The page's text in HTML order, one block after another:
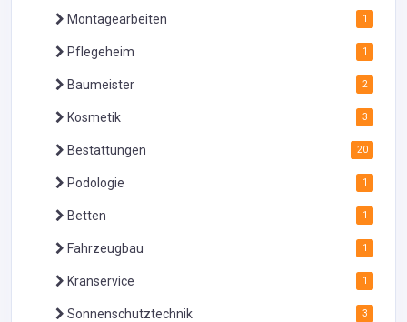
Montagearbeiten 1
Pflegeheim 1
Baumeister 2
Kosmetik 3
Bestattungen 20
Podologie 1
Betten 1
Fahrzeugbau 1
Kranservice 1
Sonnenschutztechnik 3